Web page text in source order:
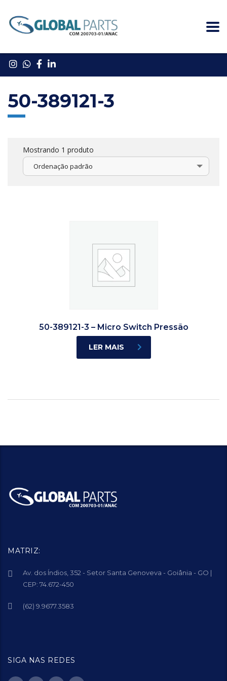
50-389121-3
Mostrando 1 produto
Ordenação padrão
50-389121-3 – Micro Switch Pressão
LER MAIS
MATRIZ:
Av. dos Índios, 352 - Setor Santa Genoveva - Goiânia - GO |
CEP: 74.672-450
(62) 9.9677.3583
SIGA NAS REDES